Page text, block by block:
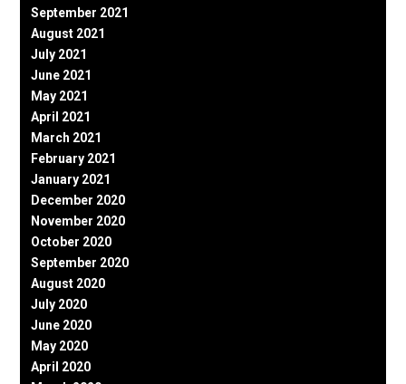
September 2021
August 2021
July 2021
June 2021
May 2021
April 2021
March 2021
February 2021
January 2021
December 2020
November 2020
October 2020
September 2020
August 2020
July 2020
June 2020
May 2020
April 2020